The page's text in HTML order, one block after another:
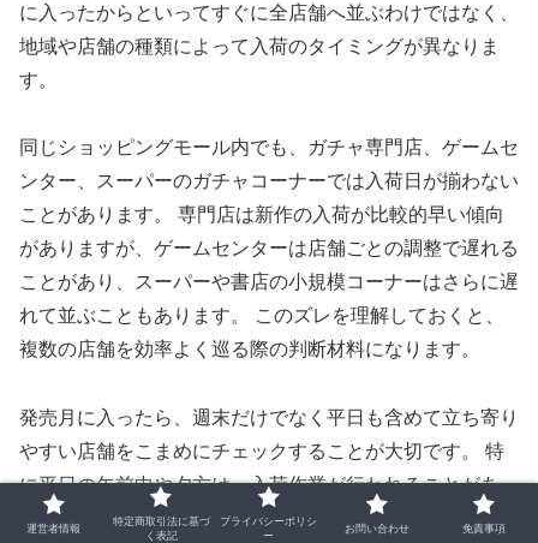
に入ったからといってすぐに全店舗へ並ぶわけではなく、
地域や店舗の種類によって入荷のタイミングが異なりま
す。
同じショッピングモール内でも、ガチャ専門店、ゲームセ
ンター、スーパーのガチャコーナーでは入荷日が揃わない
ことがあります。 専門店は新作の入荷が比較的早い傾向
がありますが、ゲームセンターは店舗ごとの調整で遅れる
ことがあり、スーパーや書店の小規模コーナーはさらに遅
れて並ぶこともあります。 このズレを理解しておくと、
複数の店舗を効率よく巡る際の判断材料になります。
発売月に入ったら、週末だけでなく平日も含めて立ち寄り
やすい店舗をこまめにチェックすることが大切です。 特
に平日の午前中や夕方は、入荷作業が行われることがあ
り、ちょうど設置された直後に遭遇できる可能性がありま
運営者情報
特定商取引法に基づ
く表記
プライバシーポリシ
ー
お問い合わせ 免責事項